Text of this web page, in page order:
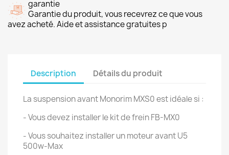
garantie
Garantie du produit, vous recevrez ce que vous
avez acheté. Aide et assistance gratuites p
Description Détails du produit
La suspension avant Monorim MXS0 est idéale si :
- Vous devez installer le kit de frein FB-MX0
- Vous souhaitez installer un moteur avant U5
500w-Max